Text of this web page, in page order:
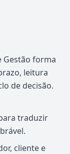
Gestão forma
leitura
de decisão.
traduzir
cliente e